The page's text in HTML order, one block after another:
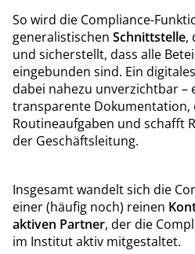
So wird die Compliance-
generalistischen Schnittstelle,
und sicherstellt, dass alle
eingebunden sind. Ein
dabei nahezu unverzichtbar –
transparente Dokumentation,
Routineaufgaben und schafft
der Geschäftsleitung.
Insgesamt wandelt sich die
einer (häufig noch) reinen
aktiven Partner, der die
im Institut aktiv mitgestaltet.